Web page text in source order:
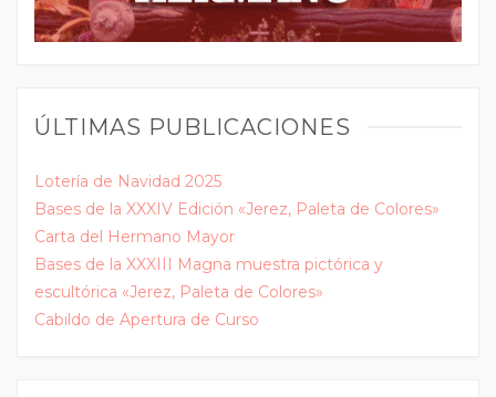
ÚLTIMAS PUBLICACIONES
Lotería de Navidad 2025
Bases de la XXXIV Edición «Jerez, Paleta de Colores»
Carta del Hermano Mayor
Bases de la XXXIII Magna muestra pictórica y
escultórica «Jerez, Paleta de Colores»
Cabildo de Apertura de Curso